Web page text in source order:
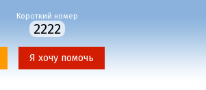
Короткий номер
2222
Я хочу помочь